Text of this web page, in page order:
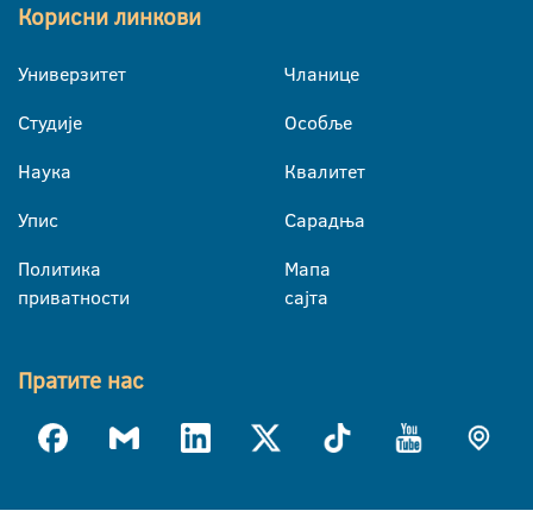
Корисни линкови
Универзитет
Студије
Наука
Упис
Политика
приватности
Чланице
Особље
Квалитет
Сарадња
Мапа
сајта
Пратите нас